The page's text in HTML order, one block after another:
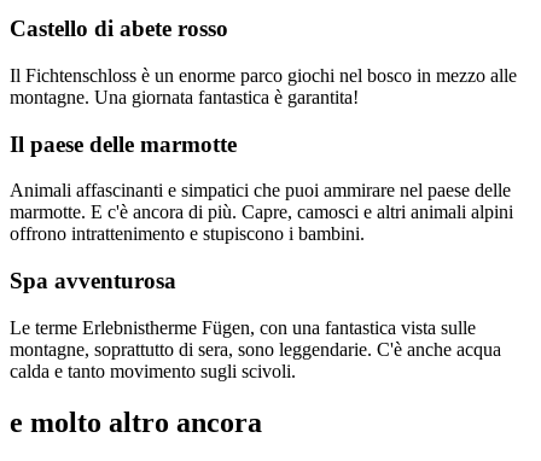
Castello di abete rosso
Il Fichtenschloss è un enorme parco giochi nel bosco in mezzo alle
montagne. Una giornata fantastica è garantita!
Il paese delle marmotte
Animali affascinanti e simpatici che puoi ammirare nel paese delle
marmotte. E c'è ancora di più. Capre, camosci e altri animali alpini
offrono intrattenimento e stupiscono i bambini.
Spa avventurosa
Le terme Erlebnistherme Fügen, con una fantastica vista sulle
montagne, soprattutto di sera, sono leggendarie. C'è anche acqua
calda e tanto movimento sugli scivoli.
e molto altro ancora